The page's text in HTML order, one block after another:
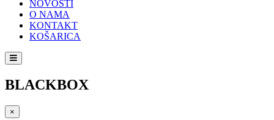
NOVOSTI
O NAMA
KONTAKT
KOŠARICA
BLACKBOX
×